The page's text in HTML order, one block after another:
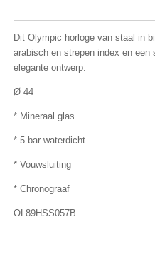
Dit Olympic horloge van staal in
arabisch en strepen index en
elegante ontwerp.
Ø 44
* Mineraal glas
* 5 bar waterdicht
* Vouwsluiting
* Chronograaf
OL89HSS057B